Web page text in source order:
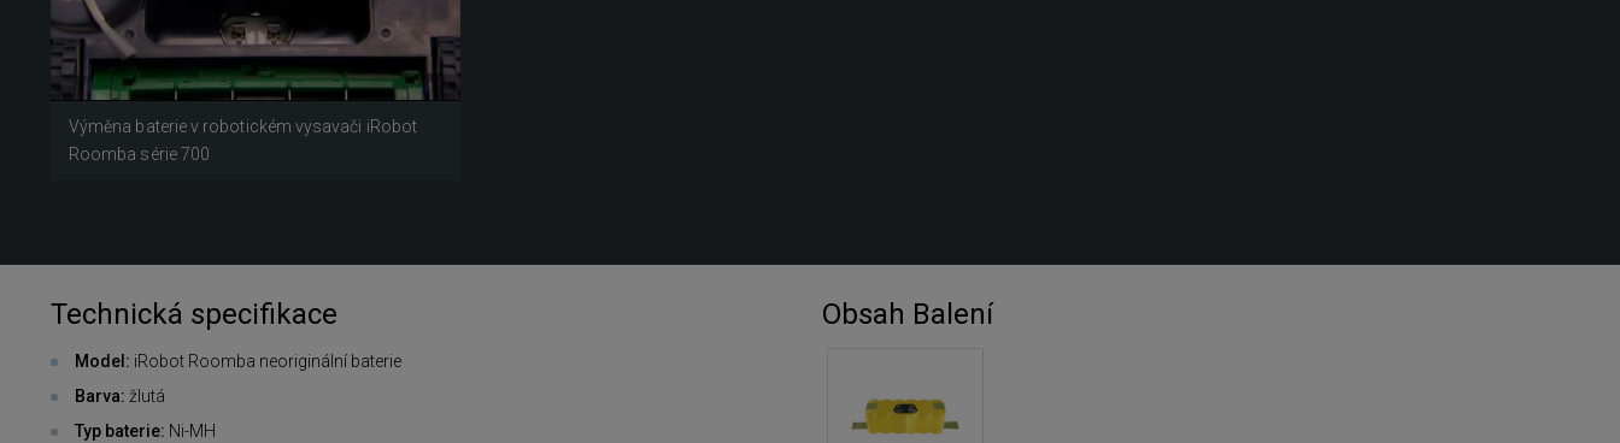
Výměna baterie v robotickém vysavači iRobot
Roomba série 700
Technická specifikace
Model: iRobot Roomba neoriginální baterie
Barva: žlutá
Typ baterie: Ni-MH
Obsah Balení